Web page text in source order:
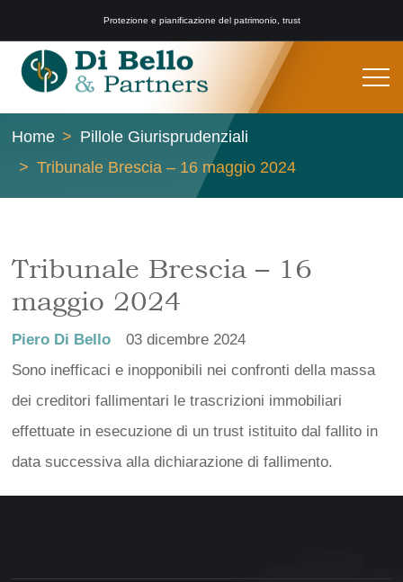
Protezione e pianificazione del patrimonio, trust
Home
Pillole Giurisprudenziali
Tribunale Brescia – 16 maggio 2024
Tribunale Brescia – 16
maggio 2024
Piero Di Bello
03 dicembre 2024
Sono inefficaci e inopponibili nei confronti della massa
dei creditori fallimentari le trascrizioni immobiliari
effettuate in esecuzione di un trust istituito dal fallito in
data successiva alla dichiarazione di fallimento.